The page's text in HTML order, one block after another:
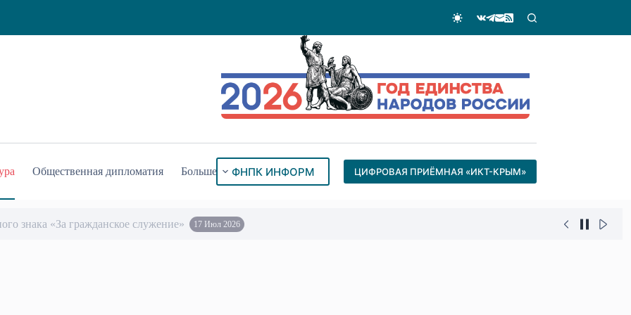
Общественная дипломатия Больше ФНПК ИНФОРМ ЦИФРОВАЯ ПРИЁМНАЯ «ИКТ-КРЫМ»
знака «За гражданское служение» 17 Июл 2026